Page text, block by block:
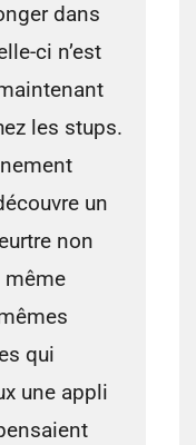
dans
ci n’est
les stups.
un
non
même
qui
une appli